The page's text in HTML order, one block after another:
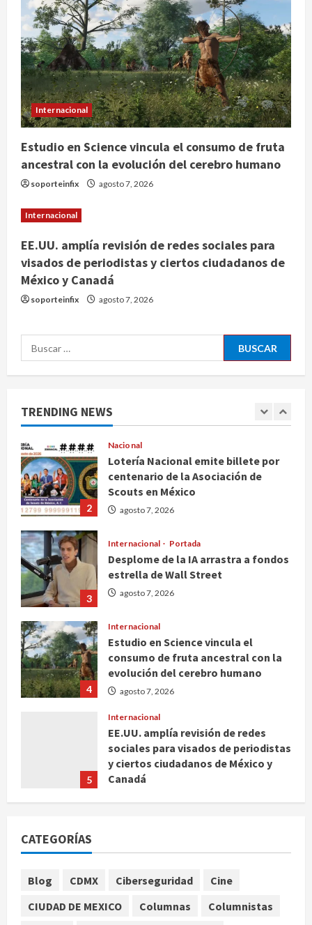
Internacional
Estudio en Science vincula el consumo de fruta
ancestral con la evolución del cerebro humano
soporteinfix agosto 7, 2026
Internacional
EE.UU. amplía revisión de redes sociales para
visados de periodistas y ciertos ciudadanos de
México y Canadá
soporteinfix agosto 7, 2026
Buscar:
TRENDING NEWS
2
Lotería Nacional emite billete por
centenario de la Asociación de
Scouts en México
agosto 7, 2026
3
Internacional Portada
Desplome de la IA arrastra a fondos
estrella de Wall Street
Estudio en Science vincula el
agosto 7, 2026
Internacional
EE.UU. amplía revisión de redes
sociales para visados de periodistas
1
Nacional
Fallece Carlos Garfias Merlos,
2
Nacional
Lotería Nacional emite billete por
centenario de la Asociación de
Scouts en México
agosto 7, 2026
3
Internacional Portada
Desplome de la IA arrastra a fondos
estrella de Wall Street
agosto 7, 2026
4
Internacional
Estudio en Science vincula el
consumo de fruta ancestral con la
evolución del cerebro humano
agosto 7, 2026
5
Internacional
EE.UU. amplía revisión de redes
sociales para visados de periodistas
y ciertos ciudadanos de México y
Canadá
Lotería Nacional emite billete por
CATEGORÍAS
Blog CDMX Ciberseguridad
Cine
CIUDAD DE MEXICO
Columnas
Columnistas